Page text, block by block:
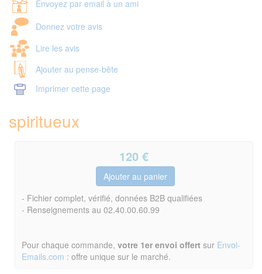
Envoyez par email à un ami
Donnez votre avis
Lire les avis
Ajouter au pense-bête
Imprimer cette page
spiritueux
120 €
- Fichier complet, vérifié, données B2B qualifiées
- Renseignements au 02.40.00.60.99
Pour chaque commande, votre 1er envoi offert sur Envoi-
Emails.com : offre unique sur le marché.